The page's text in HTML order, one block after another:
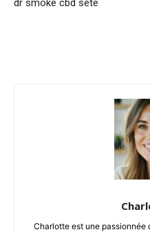
dr smoke cbd sète
Charlotte est une passionnée